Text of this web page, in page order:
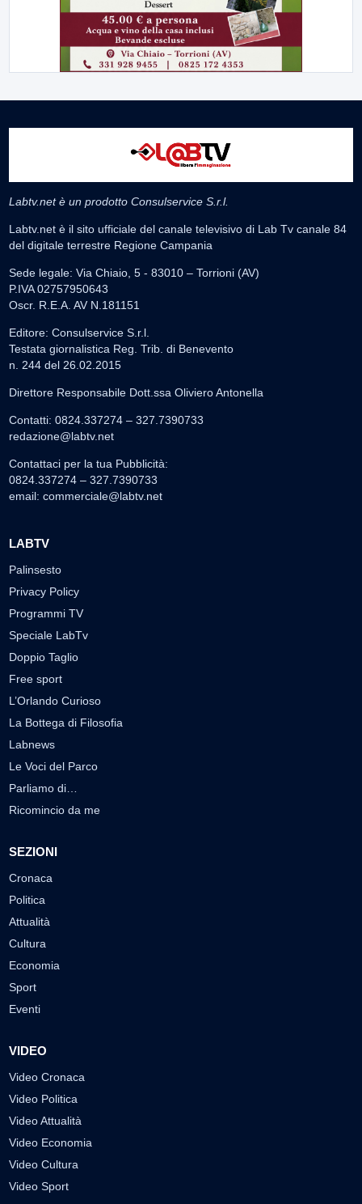
Labtv.net è un prodotto Consulservice S.r.l.
Labtv.net è il sito ufficiale del canale televisivo di Lab Tv canale 84
del digitale terrestre Regione Campania
Sede legale: Via Chiaio, 5 - 83010 – Torrioni (AV)
P.IVA 02757950643
Oscr. R.E.A. AV N.181151
Editore: Consulservice S.r.l.
Testata giornalistica Reg. Trib. di Benevento
n. 244 del 26.02.2015
Direttore Responsabile Dott.ssa Oliviero Antonella
Contatti: 0824.337274 – 327.7390733
redazione@labtv.net
Contattaci per la tua Pubblicità:
0824.337274 – 327.7390733
email: commerciale@labtv.net
LABTV
Palinsesto
Privacy Policy
Programmi TV
Speciale LabTv
Doppio Taglio
Free sport
L’Orlando Curioso
La Bottega di Filosofia
Labnews
Le Voci del Parco
Parliamo di…
Ricomincio da me
SEZIONI
Cronaca
Politica
Attualità
Cultura
Economia
Sport
Eventi
VIDEO
Video Cronaca
Video Politica
Video Attualità
Video Economia
Video Cultura
Video Sport